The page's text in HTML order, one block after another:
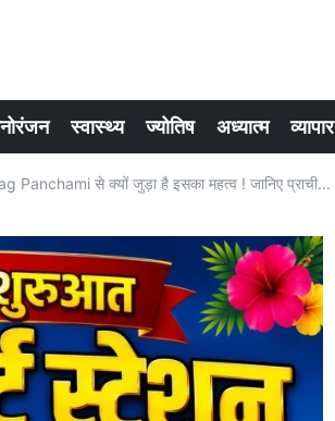
स्वास्थ्य ज्योतिष अध्यात्म व्यापार
Panchami से क्यों जुड़ा है इसका महत्व ! जानिए प्राची...